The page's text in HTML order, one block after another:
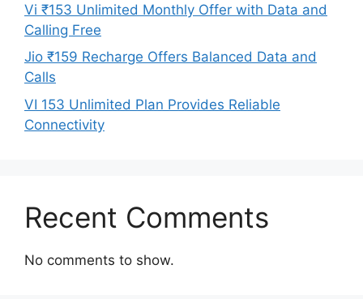
Vi ₹153 Unlimited Monthly Offer with Data and
Calling Free
Jio ₹159 Recharge Offers Balanced Data and
Calls
VI 153 Unlimited Plan Provides Reliable
Connectivity
Recent Comments
No comments to show.